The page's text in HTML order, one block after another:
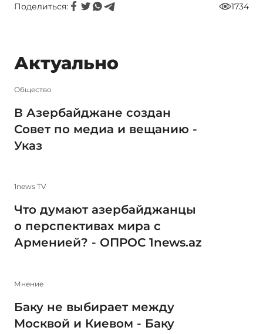
Поделиться: 1734
Актуально
Общество
В Азербайджане создан
Совет по медиа и вещанию -
Указ
1news TV
Что думают азербайджанцы
о перспективах мира с
Арменией? - ОПРОС 1news.az
Мнение
Баку не выбирает между
Москвой и Киевом - Баку